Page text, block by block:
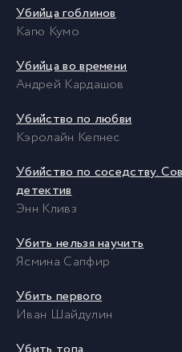
Убийца гоблинов
Кагю Кумо
Убийца во времени
Андрей Кардашов
Убийство по любви
Кэролайн Кепнес
Убийство по соседству.
детектив
Энн Кливз
Убить нельзя научить
Ясмина Сапфир
Убить первого
Иван Шайдулин